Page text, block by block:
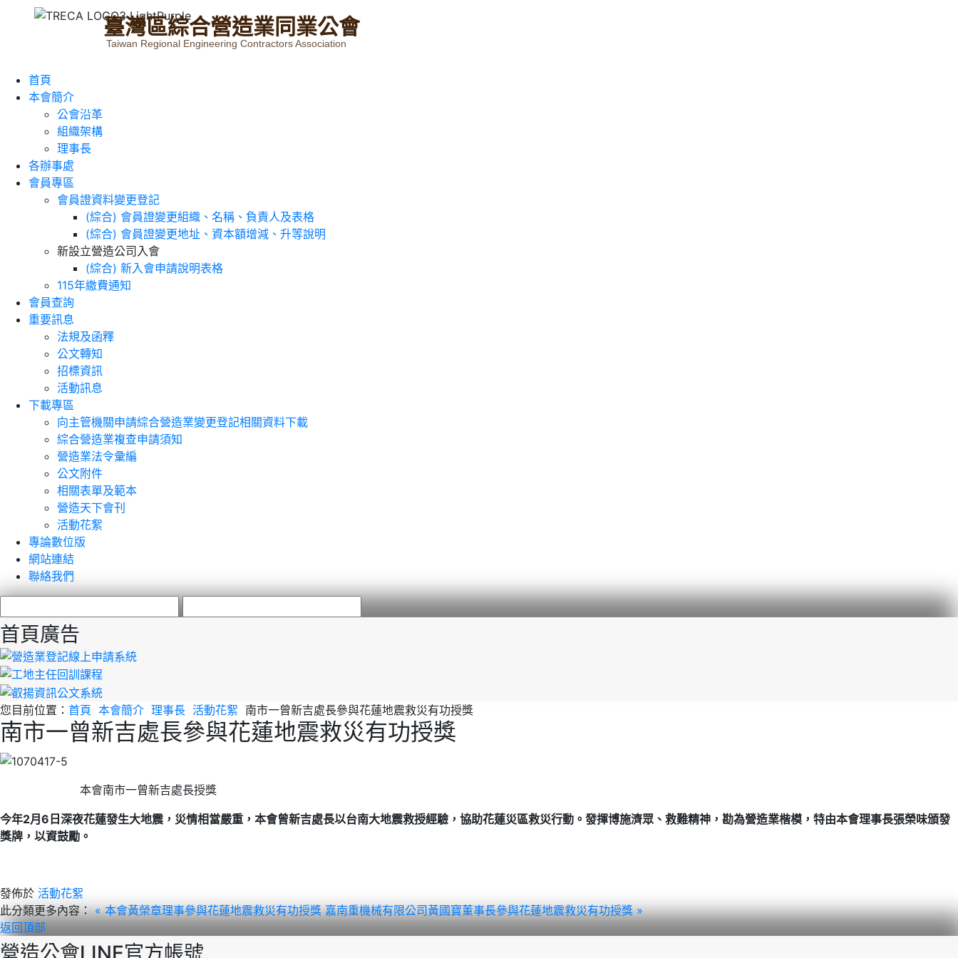
臺灣區綜合營造業同業公會
Taiwan Regional Engineering Contractors Association
首頁
本會簡介
公會沿革
組織架構
理事長
各辦事處
會員專區
會員證資料變更登記
(綜合) 會員證變更組織、名稱、負責人及表格
(綜合) 會員證變更地址、資本額增減、升等說明
新設立營造公司入會
(綜合) 新入會申請說明表格
115年繳費通知
會員查詢
重要訊息
法規及函釋
公文轉知
招標資訊
活動訊息
下載專區
向主管機關申請綜合營造業變更登記相關資料下載
綜合營造業複查申請須知
營造業法令彙編
公文附件
相關表單及範本
營造天下會刊
活動花絮
專論數位版
網站連結
聯絡我們
首頁廣告
您目前位置： 首頁 本會簡介 理事長 活動花絮 南市一曾新吉處長參與花蓮地震救災有功授獎
南市一曾新吉處長參與花蓮地震救災有功授獎
本會南市一曾新吉處長授獎
今年2月6日深夜花蓮發生大地震，災情相當嚴重，本會曾新吉處長以台南大地震救授經驗，協助花蓮災區救災行動。 發揮博施濟眾、救難精神，勘為營造業楷模，特由本會理事長張榮味頒發
獎牌，以資鼓勵。
發佈於 活動花絮
此分類更多內容： « 本會黃榮章理事參與花蓮地震救災有功授獎嘉南重機械有限公司黃國寶董事長參與花蓮地震救災有功授獎 »
返回頂部
營造公會LINE官方帳號